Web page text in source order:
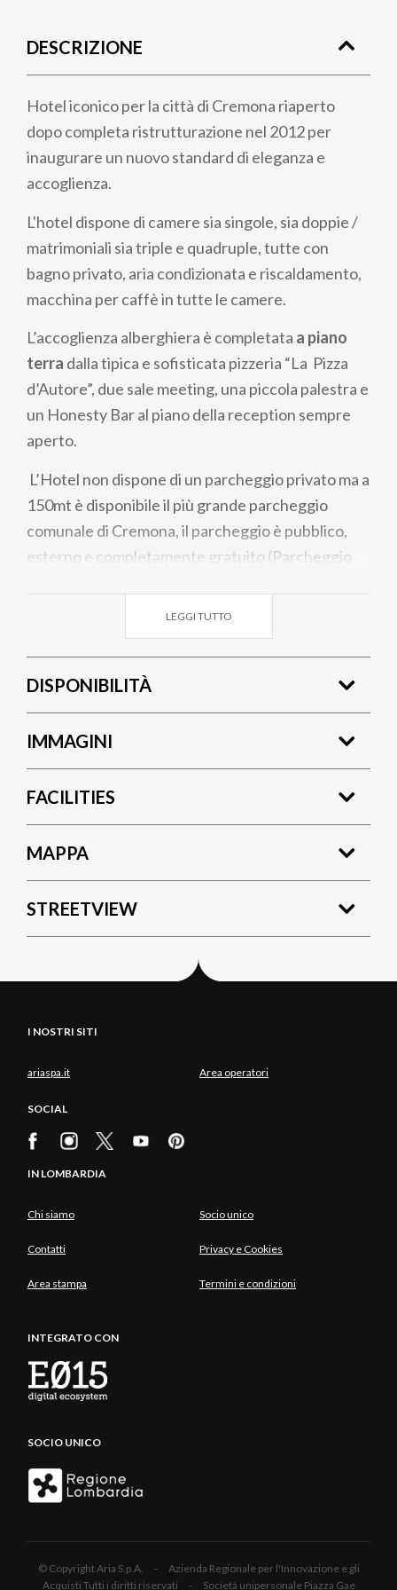
pane
DESCRIZIONE
Hotel iconico per la città di Cremona riaperto
dopo completa ristrutturazione nel 2012 per
inaugurare un nuovo standard di eleganza e
accoglienza.
L'hotel dispone di camere sia singole, sia doppie /
matrimoniali sia triple e quadruple, tutte con
bagno privato, aria condizionata e riscaldamento,
macchina per caffè in tutte le camere.
L’accoglienza alberghiera è completata a piano
terra dalla tipica e sofisticata pizzeria “La Pizza
d’Autore”, due sale meeting, una piccola palestra e
un Honesty Bar al piano della reception sempre
aperto.
L’Hotel non dispone di un parcheggio privato ma a
150mt è disponibile il più grande parcheggio
comunale di Cremona, il parcheggio è pubblico,
esterno e completamente gratuito (Parcheggio
LEGGI TUTTO
DISPONIBILITÀ
IMMAGINI
FACILITIES
MAPPA
STREETVIEW
I NOSTRI SITI
ariaspa.it Area operatori
SOCIAL
IN LOMBARDIA
Chi siamo Socio unico
Contatti Privacy e Cookies
Area stampa Termini e condizioni
INTEGRATO CON
SOCIO UNICO
© Copyright Aria S.p.A. - Azienda Regionale per l'Innovazione e gli
Acquisti Tutti i diritti riservati - Società unipersonale Piazza Gae